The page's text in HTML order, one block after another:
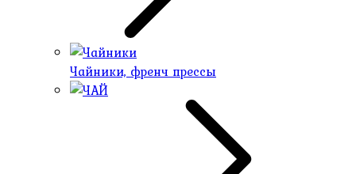
Чайники, френч прессы